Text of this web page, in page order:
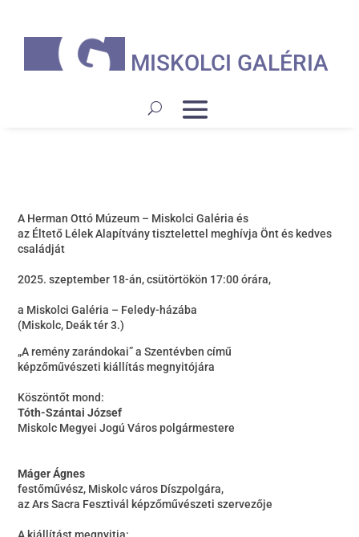
MISKOLCI GALÉRIA
A Herman Ottó Múzeum – Miskolci Galéria és
az Éltető Lélek Alapítvány tisztelettel meghívja Önt és kedves
családját
2025. szeptember 18-án, csütörtökön 17:00 órára,
a Miskolci Galéria – Feledy-házába
(Miskolc, Deák tér 3.)
„A remény zarándokai” a Szentévben című
képzőművészeti kiállítás megnyitójára
Köszöntőt mond:
Tóth-Szántai József
Miskolc Megyei Jogú Város polgármestere
Máger Ágnes
festőművész, Miskolc város Díszpolgára,
az Ars Sacra Fesztivál képzőművészeti szervezője